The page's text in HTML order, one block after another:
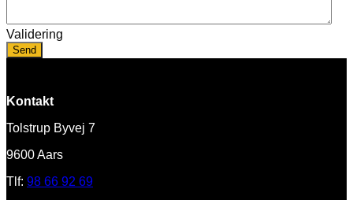
Validering
Kontakt
Tolstrup Byvej 7
9600 Aars
Tlf: 98 66 92 69